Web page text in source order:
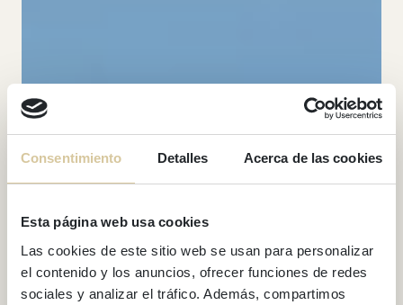
Consentimiento Detalles Acerca de las cookies
Esta página web usa cookies
Las cookies de este sitio web se usan para personalizar
el contenido y los anuncios, ofrecer funciones de redes
sociales y analizar el tráfico. Además, compartimos